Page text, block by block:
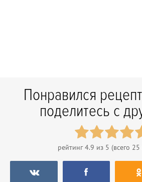
Понравился
поделитесь с
рейтинг4.9 из 5 (всего 25